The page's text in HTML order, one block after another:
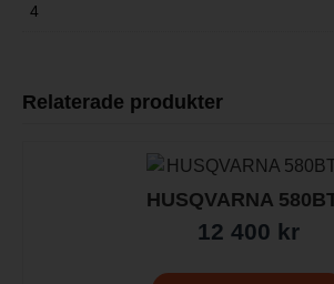
4
Relaterade produkter
HUSQVARNA
12 400 kr